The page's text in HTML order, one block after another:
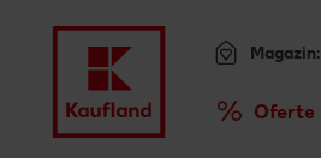
Meniu Oferte
Magazin: